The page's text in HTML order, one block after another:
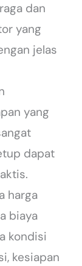
dan
yang
jelas
yang
dapat
harga
biaya
kondisi
kesiapan